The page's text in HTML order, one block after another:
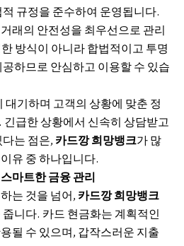
규정을 준수하여 운영됩니다.
래의 안전성을 최우선으로 관리
방식이 아니라 합법적이고 투명
하므로 안심하고 이용할 수 있습
대기하며 고객의 상황에 맞춘 정
급한 상황에서 신속히 상담받고
는 점은, 카드깡 희망뱅크가 많
유 중 하나입니다.
마트한 금융 관리
는 것을 넘어, 카드깡 희망뱅크
니다. 카드 현금화는 계획적인
될 수 있으며, 갑작스러운 지출